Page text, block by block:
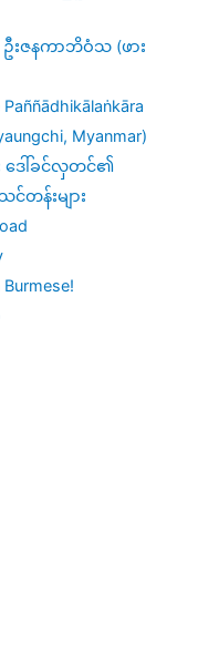
းဇနကာဘိဝံသ (ဖား
Paññādhikālaṅkāra
Myanmar)
ဒေါ်ခင်လှတင်၏
င်တန်းများ